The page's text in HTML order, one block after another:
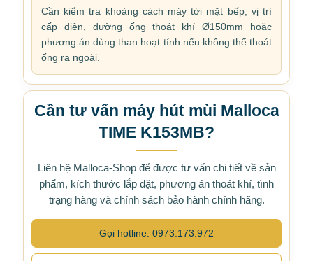
Cần kiểm tra khoảng cách máy tới mặt bếp, vị trí
cấp điện, đường ống thoát khí Ø150mm hoặc
phương án dùng than hoạt tính nếu không thể thoát
ống ra ngoài.
Cần tư vấn máy hút mùi Malloca
TIME K153MB?
Liên hệ Malloca-Shop để được tư vấn chi tiết về sản
phẩm, kích thước lắp đặt, phương án thoát khí, tình
trạng hàng và chính sách bảo hành chính hãng.
Gọi hotline: 0973.173.972